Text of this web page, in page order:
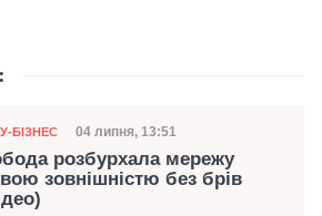
БІЗНЕС Дата публікації
04 липня, 13:51
розбурхала мережу
зовнішністю без брів